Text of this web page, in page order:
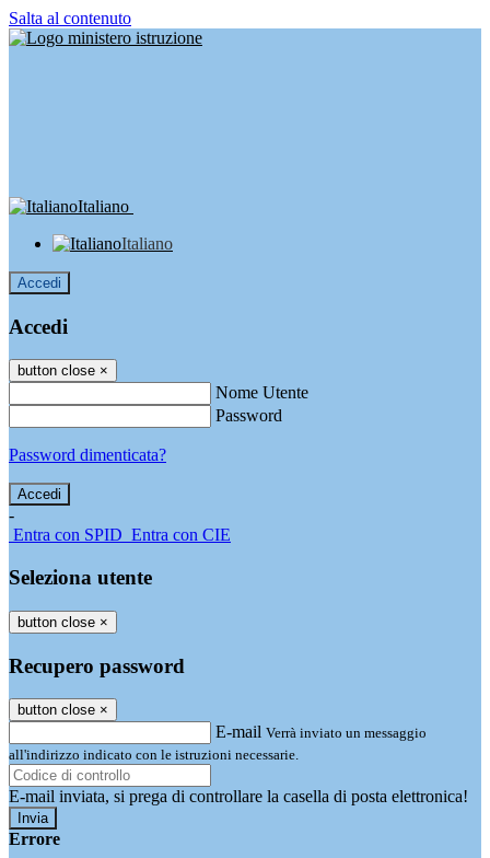
Salta al contenuto
Italiano
Italiano
Accedi
Accedi
button close ×
Nome Utente
Password
Password dimenticata?
-
Entra con SPID Entra con CIE
Seleziona utente
button close ×
Recupero password
button close ×
E-mail Verrà inviato un messaggio
all'indirizzo indicato con le istruzioni necessarie.
E-mail inviata, si prega di controllare la casella di posta elettronica!
Errore